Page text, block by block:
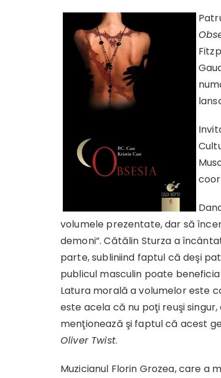
volumele prezentate, dar să
demoni”. Cătălin Sturza a
parte, subliniind faptul că deşi
publicul masculin poate
Latura morală a volumelor este
este acela că nu poţi reuşi
menţionează şi faptul că acest
Oliver Twist.
Muzicianul Florin Grozea, care a